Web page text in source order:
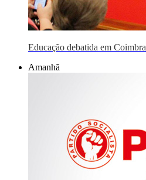
Educação debatida em Coimbra
Amanhã